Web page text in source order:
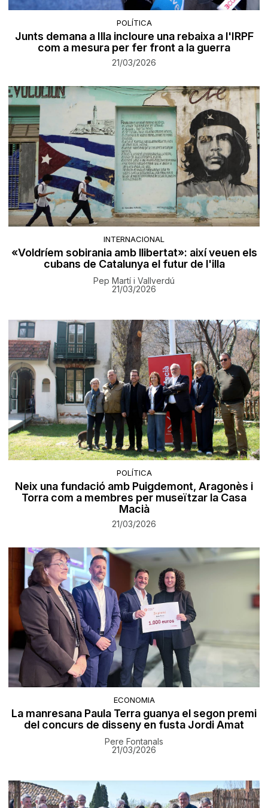
POLÍTICA
Junts demana a Illa incloure una rebaixa a l'IRPF
com a mesura per fer front a la guerra
21/03/2026
INTERNACIONAL
«Voldríem sobirania amb llibertat»: així veuen els
cubans de Catalunya el futur de l'illa
Pep Martí i Vallverdú
21/03/2026
POLÍTICA
Neix una fundació amb Puigdemont, Aragonès i
Torra com a membres per museïtzar la Casa
Macià
21/03/2026
ECONOMIA
La manresana Paula Terra guanya el segon premi
del concurs de disseny en fusta Jordi Amat
Pere Fontanals
21/03/2026